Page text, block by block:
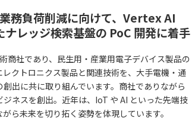
務負荷削減に向けて、Vertex AI
ッジ検索基盤の PoC 開発に着手
商社であり、民生用・産業用電子デバイス製品の
クトロニクス製品と関連技術を、大手電機・通
出に共に取り組んでいます。商社でありながら
ネスを創出。近年は、IoT や AI といった先端技
ら未来を切り拓く姿勢を体現しています。